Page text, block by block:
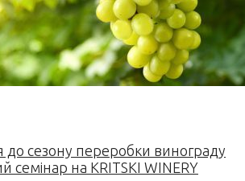
до сезону переробки винограду
семінар на KRITSKI WINERY